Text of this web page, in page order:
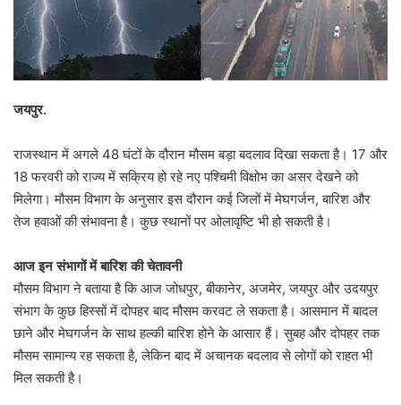
जयपुर.
राजस्थान में अगले 48 घंटों के दौरान मौसम बड़ा बदलाव दिखा सकता है। 17 और
18 फरवरी को राज्य में सक्रिय हो रहे नए पश्चिमी विक्षोभ का असर देखने को
मिलेगा। मौसम विभाग के अनुसार इस दौरान कई जिलों में मेघगर्जन, बारिश और
तेज हवाओं की संभावना है। कुछ स्थानों पर ओलावृष्टि भी हो सकती है।
आज इन संभागों में बारिश की चेतावनी
मौसम विभाग ने बताया है कि आज जोधपुर, बीकानेर, अजमेर, जयपुर और उदयपुर
संभाग के कुछ हिस्सों में दोपहर बाद मौसम करवट ले सकता है। आसमान में बादल
छाने और मेघगर्जन के साथ हल्की बारिश होने के आसार हैं। सुबह और दोपहर तक
मौसम सामान्य रह सकता है, लेकिन बाद में अचानक बदलाव से लोगों को राहत भी
मिल सकती है।